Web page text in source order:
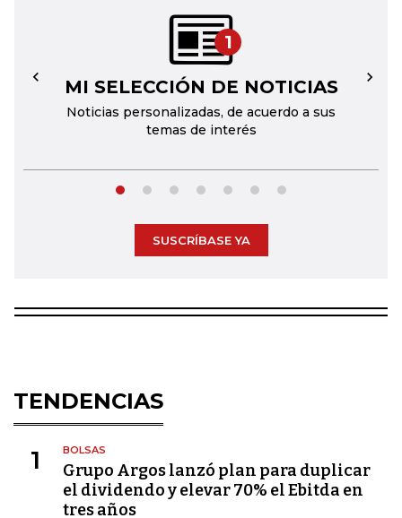
1
MI SELECCIÓN DE NOTICIAS
Noticias personalizadas, de acuerdo a sus
temas de interés
← →
SUSCRÍBASE YA
TENDENCIAS
1 BOLSAS
Grupo Argos lanzó plan para duplicar
el dividendo y elevar 70% el Ebitda en
tres años